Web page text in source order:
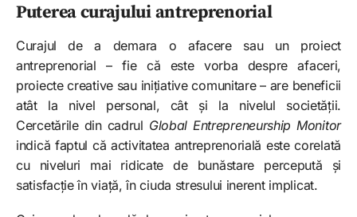
Puterea curajului antreprenorial
Curajul de a demara o afacere sau un proiect
antreprenorial – fie că este vorba despre afaceri,
proiecte creative sau inițiative comunitare – are beneficii
atât la nivel personal, cât și la nivelul societății.
Cercetările din cadrul Global Entrepreneurship Monitor
indică faptul că activitatea antreprenorială este corelată
cu niveluri mai ridicate de bunăstare percepută și
satisfacție în viață, în ciuda stresului inerent implicat.